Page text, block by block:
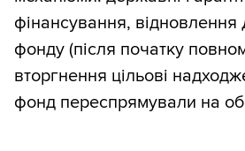
фінансування,
фонду (після початку
вторгнення цільові
фонд переспрямували на